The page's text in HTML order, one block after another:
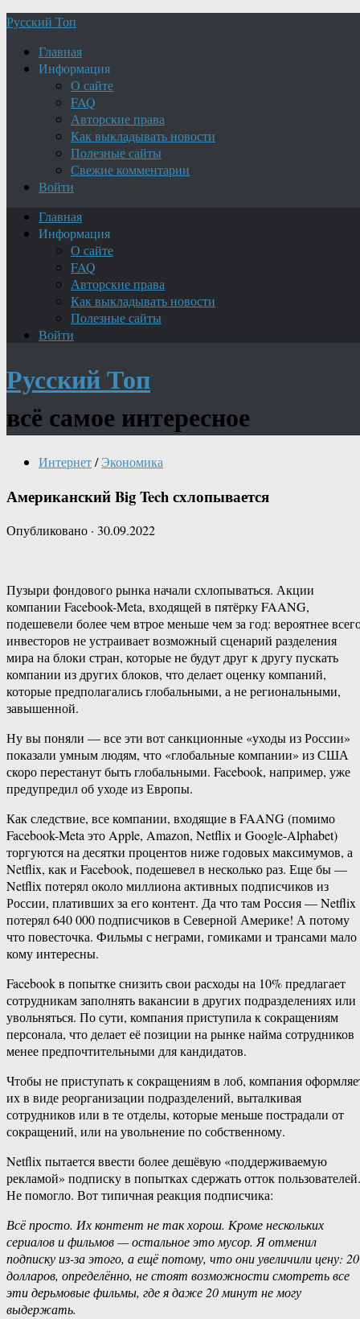
Русский Топ
Главная
Информация
О сайте
FAQ
Авторские права
Как выкладывать новости
Полезные сайты
Свежие комментарии
Войти
Главная
Информация
О сайте
FAQ
Авторские права
Как выкладывать новости
Полезные сайты
Войти
Русский Топ
всё самое интересное
Интернет/ Экономика
Американский Big Tech схлопывается
Опубликовано · 30.09.2022
Пузыри фондового рынка начали схлопываться. Акции
компании Facebook-Meta, входящей в пятёрку FAANG,
подешевели более чем втрое меньше чем за год: вероятнее
инвесторов не устраивает возможный сценарий разделения
мира на блоки стран, которые не будут друг к другу пускать
компании из других блоков, что делает оценку компаний,
которые предполагались глобальными, а не региональными,
завышенной.
Ну вы поняли — все эти вот санкционные «уходы из России»
показали умным людям, что «глобальные компании» из США
скоро перестанут быть глобальными. Facebook, например, уже
предупредил об уходе из Европы.
Как следствие, все компании, входящие в FAANG (помимо
Facebook-Meta это Apple, Amazon, Netflix и Google-Alphabet)
торгуются на десятки процентов ниже годовых максимумов, а
Netflix, как и Facebook, подешевел в несколько раз. Еще бы —
Netflix потерял около миллиона активных подписчиков из
России, плативших за его контент. Да что там Россия — Netflix
потерял 640 000 подписчиков в Северной Америке! А потому
что повесточка. Фильмы с неграми, гомиками и трансами мало
кому интересны.
Facebook в попытке снизить свои расходы на 10% предлагает
сотрудникам заполнять вакансии в других подразделениях или
увольняться. По сути, компания приступила к сокращениям
персонала, что делает её позиции на рынке найма сотрудников
менее предпочтительными для кандидатов.
Чтобы не приступать к сокращениям в лоб, компания
их в виде реорганизации подразделений, выталкивая
сотрудников или в те отделы, которые меньше пострадали от
сокращений, или на увольнение по собственному.
Netflix пытается ввести более дешёвую «поддерживаемую
рекламой» подписку в попытках сдержать отток пользователей.
Не помогло. Вот типичная реакция подписчика:
Всё просто. Их контент не так хорош. Кроме нескольких
сериалов и фильмов — остальное это мусор. Я отменил
подписку из-за этого, а ещё потому, что они увеличили цену: 20
долларов, определённо, не стоят возможности смотреть все
эти дерьмовые фильмы, где я даже 20 минут не могу
выдержать.